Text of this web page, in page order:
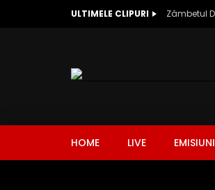
ULTIMELE CLIPURI
HOME LIVE EMISIUNI